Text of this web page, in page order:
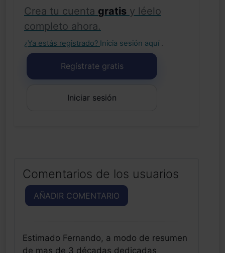
Crea tu cuenta gratis y léelo
completo ahora.
¿Ya estás registrado? Inicia sesión aquí
Regístrate gratis
Iniciar sesión
Comentarios de los usuarios
AÑADIR COMENTARIO
Estimado Fernando, a modo de resumen
de mas de 3 décadas dedicadas